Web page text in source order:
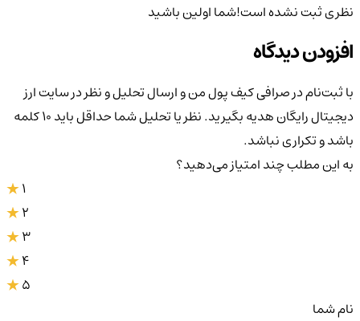
نظری ثبت نشده است!شما اولین باشید
افزودن دیدگاه
با ثبت‌نام در صرافی کیف پول من و ارسال تحلیل و نظر در سایت ارز
دیجیتال رایگان هدیه بگیرید. نظر یا تحلیل شما حداقل باید ۱۰ کلمه
باشد و تکراری نباشد.
به این مطلب چند امتیاز می‌دهید؟
3
4
5
نام شما